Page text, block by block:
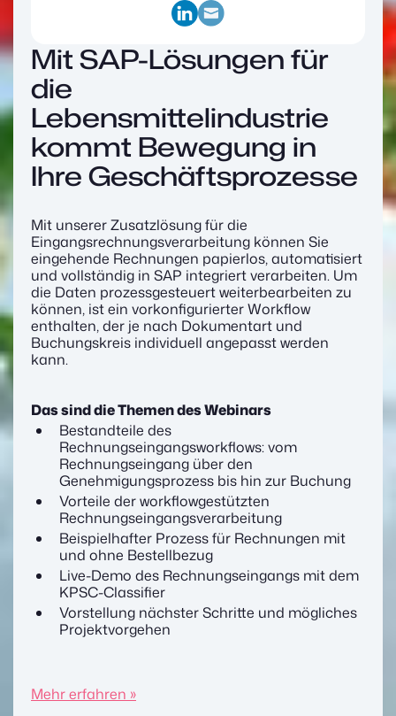
Mit SAP-Lösungen für
die
Lebensmittelindustrie
kommt Bewegung in
Ihre Geschäftsprozesse
Mit unserer Zusatzlösung für die
Eingangsrechnungsverarbeitung können Sie
eingehende Rechnungen papierlos, automatisiert
und vollständig in SAP integriert verarbeiten. Um
die Daten prozessgesteuert weiterbearbeiten zu
können, ist ein vorkonfigurierter Workflow
enthalten, der je nach Dokumentart und
Buchungskreis individuell angepasst werden
kann.
Das sind die Themen des Webinars
Bestandteile des
Rechnungseingangsworkflows: vom
Rechnungseingang über den
Genehmigungsprozess bis hin zur Buchung
Vorteile der workflowgestützten
Rechnungseingangsverarbeitung
Beispielhafter Prozess für Rechnungen mit
und ohne Bestellbezug
Live-Demo des Rechnungseingangs mit dem
KPSC-Classifier
Vorstellung nächster Schritte und mögliches
Projektvorgehen
Mehr erfahren »